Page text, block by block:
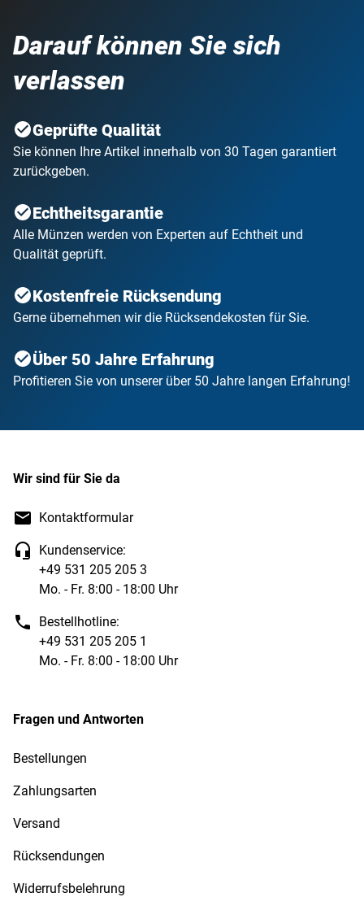
Darauf können Sie sich
verlassen
Geprüfte Qualität
Sie können Ihre Artikel innerhalb von 30 Tagen garantiert
zurückgeben.
Echtheitsgarantie
Alle Münzen werden von Experten auf Echtheit und
Qualität geprüft.
Kostenfreie Rücksendung
Gerne übernehmen wir die Rücksendekosten für Sie.
Über 50 Jahre Erfahrung
Profitieren Sie von unserer über 50 Jahre langen Erfahrung!
Wir sind für Sie da
Kontaktformular
Kundenservice:
+49 531 205 205 3
Mo. - Fr. 8:00 - 18:00 Uhr
Bestellhotline:
+49 531 205 205 1
Mo. - Fr. 8:00 - 18:00 Uhr
Fragen und Antworten
Bestellungen
Zahlungsarten
Versand
Rücksendungen
Widerrufsbelehrung